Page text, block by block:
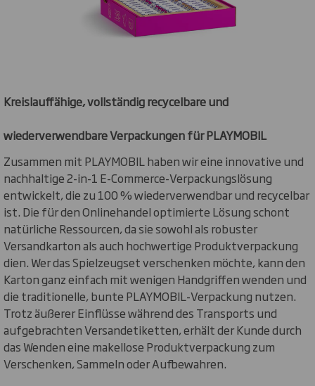
Kreislauffähige, vollständig recycelbare und
wiederverwendbare Verpackungen für PLAYMOBIL
Zusammen mit PLAYMOBIL haben wir eine innovative und
nachhaltige 2-in-1 E-Commerce-Verpackungslösung
entwickelt, die zu 100 % wiederverwendbar und recycelbar
ist. Die für den Onlinehandel optimierte Lösung schont
natürliche Ressourcen, da sie sowohl als robuster
Versandkarton als auch hochwertige Produktverpackung
dien. Wer das Spielzeugset verschenken möchte, kann den
Karton ganz einfach mit wenigen Handgriffen wenden und
die traditionelle, bunte PLAYMOBIL-Verpackung nutzen.
Trotz äußerer Einflüsse während des Transports und
aufgebrachten Versandetiketten, erhält der Kunde durch
das Wenden eine makellose Produktverpackung zum
Verschenken, Sammeln oder Aufbewahren.